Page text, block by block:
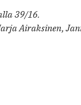
39/16.
Airaksinen,